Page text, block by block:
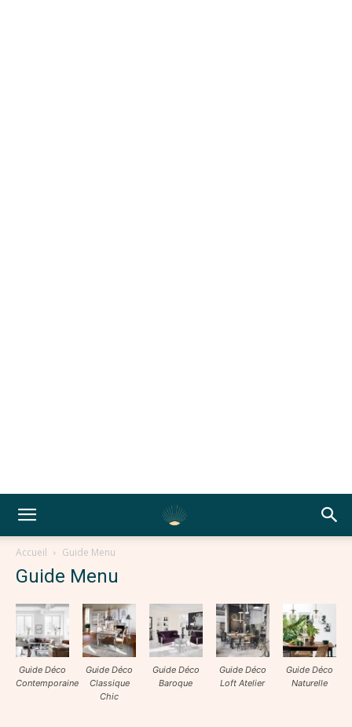
Accueil Guide Menu
Guide Menu
Guide Déco
Contemporaine
Guide Déco
Classique
Chic
Guide Déco
Baroque
Guide Déco
Loft Atelier
Guide Déco
Naturelle